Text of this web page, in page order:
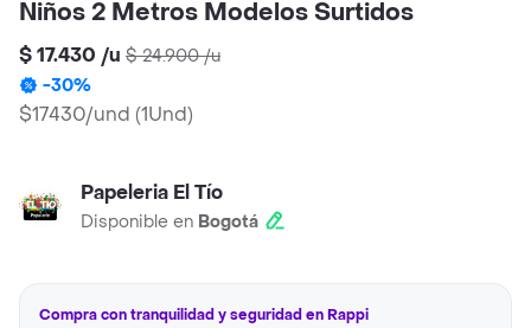
Niños 2 Metros Modelos Surtidos
$ 17.430 /u $ 24.900/u
-30%
$17430/und (1Und)
Papeleria El Tío
Disponible en Bogotá
Compra con tranquilidad y seguridad en Rappi